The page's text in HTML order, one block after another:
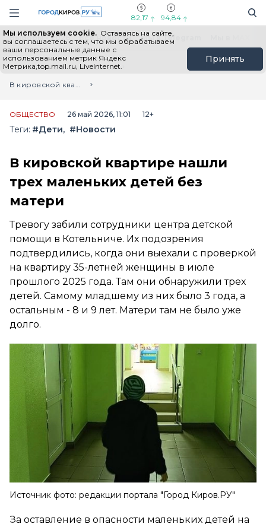
Навигация сайта
82,17 94,84
Мы используем cookie. Оставаясь на сайте,
вы соглашаетесь с тем, что мы обрабатываем
ваши персональные данные с
использованием метрик Яндекс
Метрика,top.mail.ru, LiveInternet.
Принять
Выборы - 2026 Все новости Мы в Telegram
Главная
Лента новостей
В кировской квартире нашли трех маленьких детей без матери
ОБЩЕСТВО 26 май 2026, 11:01 12+
Теги: #Дети #Новости
В кировской квартире нашли
трех маленьких детей без
матери
Тревогу забили сотрудники центра детской
помощи в Котельниче. Их подозрения
подтвердились, когда они выехали с проверкой
на квартиру 35-летней женщины в июле
прошлого 2025 года. Там они обнаружили трех
детей. Самому младшему из них было 3 года, а
остальным - 8 и 9 лет. Матери там не было уже
долго.
Источник фото: редакции портала "Город Киров.РУ"
За оставление в опасности маленьких детей на